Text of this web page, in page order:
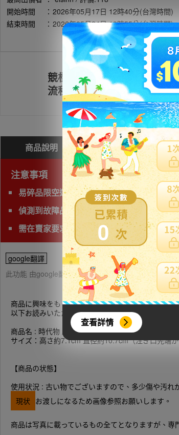
0
查看詳情
開始時間
： 2026年05月17日 12時40分(台灣時間)
結束時間
： 2026年05月24日 19時55分(台灣時間)
競標
流程
商品說明 問與答(0)
注意事項
易碎品限空運，非易碎品可使用海運。
偵測到故障品(垃圾品)、有照片及說明以外
需在賣家要求時間完成匯款
google翻譯
此功能 由google翻譯提供參考，樂淘不保證翻譯內容
商品に興味をもっていただき、ありがとうございま
以下お読みいただき、入札をお待ちしています。
商品名 : 時代物 唐物 朱泥急須 紫砂 煎茶道具 在銘 仕
サイズ：高さ約7.1cm 直径約10.7cm（注ぎ口先端
【商品の状態】
使用状況 : 古い物でございますので、多少傷や汚れ
現状 お渡しになるため画像参照お願いします。
商品は写真に載っているもの全てとなりますが、